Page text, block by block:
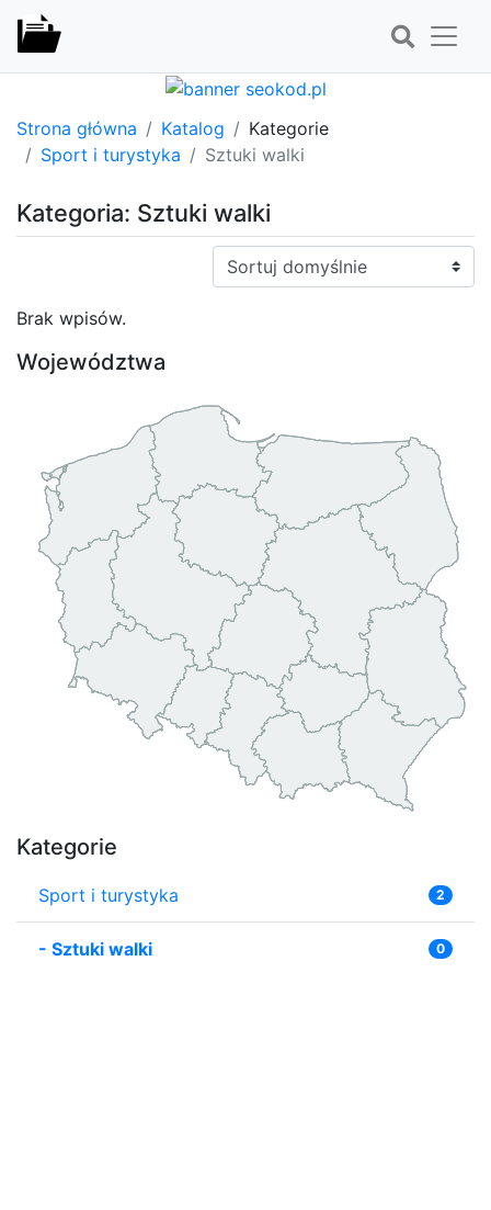
Strona główna Katalog
Kategorie
Sport i turystyka
Sztuki walki
Kategoria: Sztuki walki
Sortuj:
Brak wpisów.
Województwa
Kategorie
Sport i turystyka 2
- Sztuki walki 0